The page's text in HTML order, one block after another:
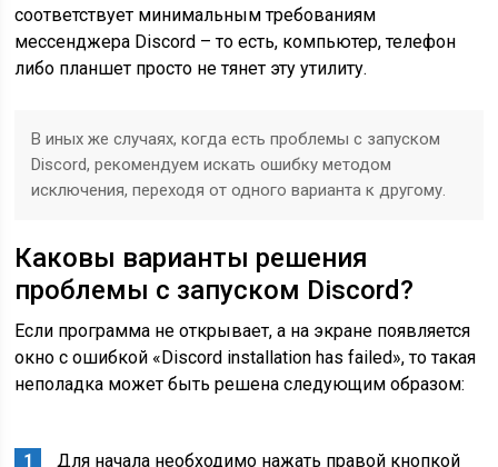
соответствует минимальным требованиям
мессенджера Discord – то есть, компьютер, телефон
либо планшет просто не тянет эту утилиту.
В иных же случаях, когда есть проблемы с запуском
Discord, рекомендуем искать ошибку методом
исключения, переходя от одного варианта к другому.
Каковы варианты решения
проблемы с запуском Discord?
Если программа не открывает, а на экране появляется
окно с ошибкой «Discord installation has failed», то такая
неполадка может быть решена следующим образом:
Для начала необходимо нажать правой кнопкой